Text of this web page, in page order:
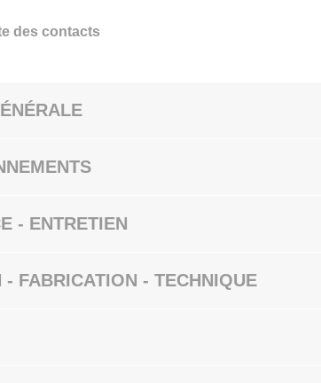
des contacts
- ENTRETIEN
- FABRICATION - TECHNIQUE